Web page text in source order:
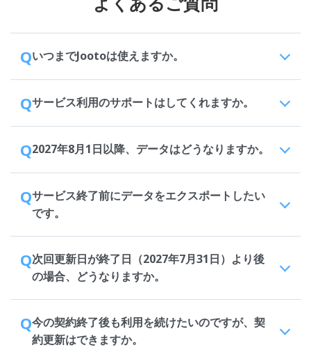
QいつまでJootoは使えますか。
Qサービス利用のサポートはしてくれますか。
Q2027年8月1日以降、データはどうなりますか。
Qサービス終了前にデータをエクスポートしたい
です。
Q次回更新日が終了日（2027年7月31日）より後
の場合、どうなりますか。
Q今の契約終了後も利用を続けたいのですが、契
約更新はできますか。